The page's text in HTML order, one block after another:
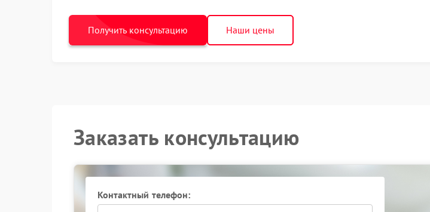
Получить консультацию Наши цены
Заказать консультацию
Контактный телефон: